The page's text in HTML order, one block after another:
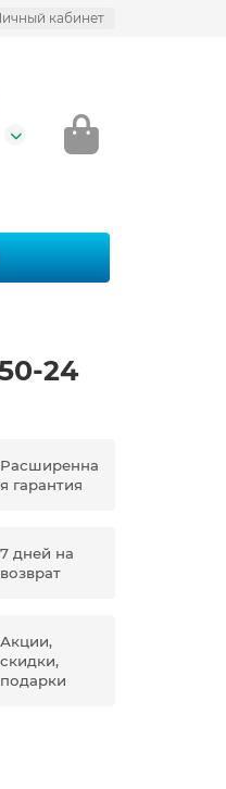
кабинет
24
Расширенна
я гарантия
7 дней на
возврат
Акции,
скидки,
подарки